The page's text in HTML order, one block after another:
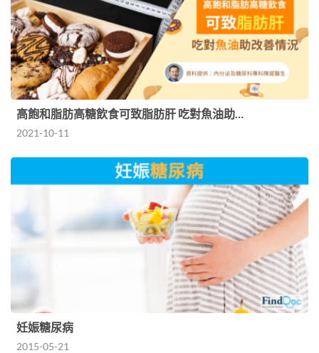
高飽和脂肪高糖飲食可致脂肪肝 吃對魚油助…
2021-10-11
妊娠糖尿病
2015-05-21